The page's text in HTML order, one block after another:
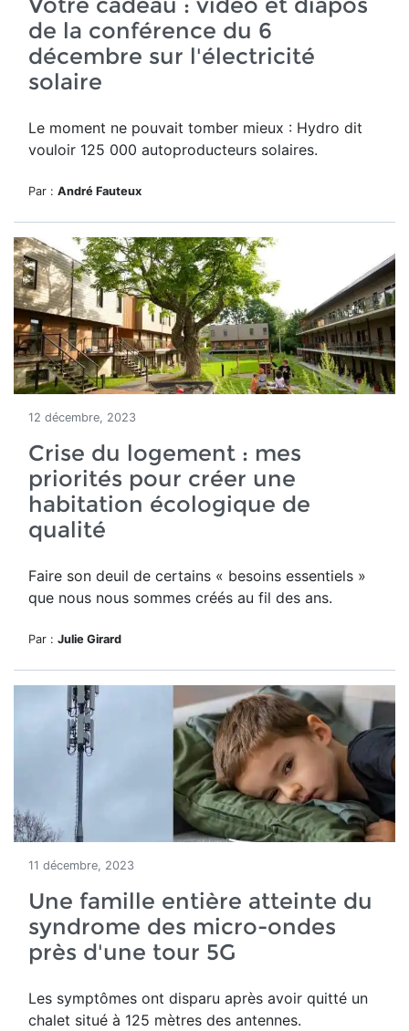
de la conférence du 6
décembre sur l'électricité
solaire
Le moment ne pouvait tomber mieux : Hydro dit
vouloir 125 000 autoproducteurs solaires.
Par : André Fauteux
12 décembre, 2023
Crise du logement : mes
priorités pour créer une
habitation écologique de
qualité
Faire son deuil de certains « besoins essentiels »
que nous nous sommes créés au fil des ans.
Par : Julie Girard
11 décembre, 2023
Une famille entière atteinte du
syndrome des micro-ondes
près d'une tour 5G
Les symptômes ont disparu après avoir quitté un
chalet situé à 125 mètres des antennes.